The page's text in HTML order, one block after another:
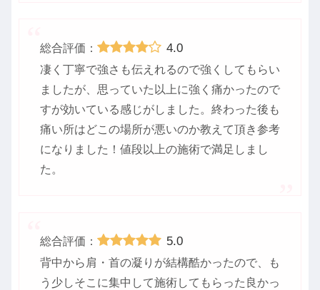
総合評価： 4.0
凄く丁寧で強さも伝えれるので強くしてもらい
ましたが、思っていた以上に強く痛かったので
すが効いている感じがしました。終わった後も
痛い所はどこの場所が悪いのか教えて頂き参考
になりました！値段以上の施術で満足しまし
た。
総合評価： 5.0
背中から肩・首の凝りが結構酷かったので、も
う少しそこに集中して施術してもらった良かっ